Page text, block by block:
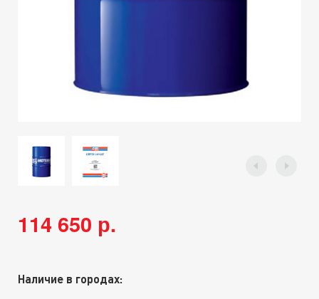
114 650 р.
Наличие в городах: